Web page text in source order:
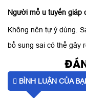
Người mổ u tuyến giáp
Không nên tự ý dùng.
bổ sung sai có thể gây
BÌNH LUẬN CỦA